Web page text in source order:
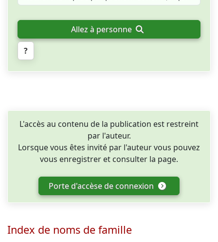
Allez à personne
?
L'accès au contenu de la publication est restreint
par l'auteur.
Lorsque vous êtes invité par l'auteur vous pouvez
vous enregistrer et consulter la page.
Porte d'accèse de connexion
Index de noms de famille